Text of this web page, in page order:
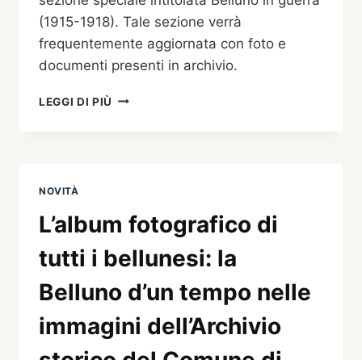
RIPRODUZIONE
DEI
PRINCIPALI
DOCUMENTI
UFFICIALI)
(1915-1918). Tale sezione verrà
frequentemente aggiornata con foto e
documenti presenti in archivio.
LEGGI DI PIÙ BELLUNO
NOVITÀ
L’album fotografico di
tutti i bellunesi: la
Belluno d’un tempo nelle
immagini dell’Archivio